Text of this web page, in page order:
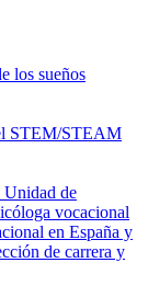
los sueños
STEM/STEAM
Unidad de
vocacional
en España y
de carrera y